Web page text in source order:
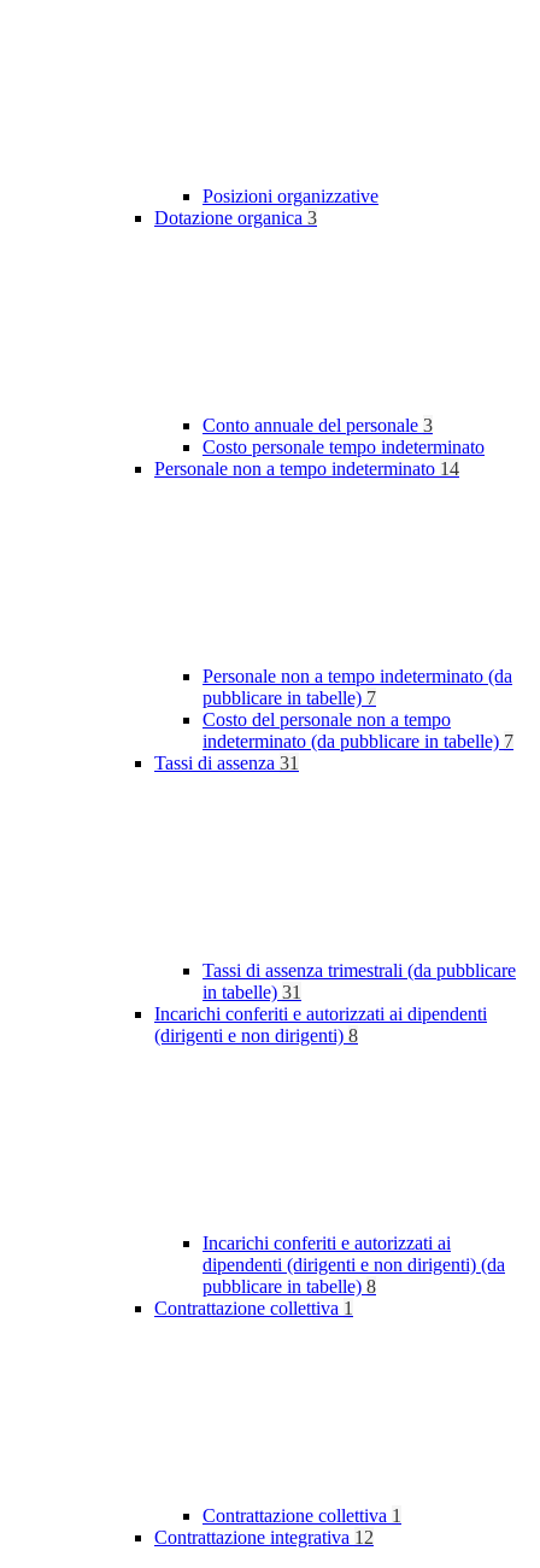
Posizioni organizzative
Dotazione organica 3
Conto annuale del personale 3
Costo personale tempo indeterminato
Personale non a tempo indeterminato 14
Personale non a tempo indeterminato (da
pubblicare in tabelle) 7
Costo del personale non a tempo
indeterminato (da pubblicare in tabelle) 7
Tassi di assenza 31
Tassi di assenza trimestrali (da pubblicare
in tabelle) 31
Incarichi conferiti e autorizzati ai dipendenti
(dirigenti e non dirigenti) 8
Incarichi conferiti e autorizzati ai
dipendenti (dirigenti e non dirigenti) (da
pubblicare in tabelle) 8
Contrattazione collettiva 1
Contrattazione collettiva 1
Contrattazione integrativa 12